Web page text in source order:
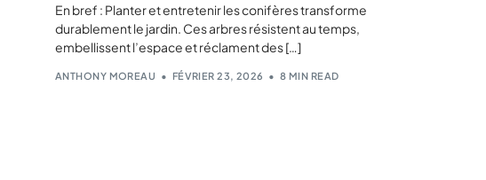
En bref : Planter et entretenir les conifères transforme
durablement le jardin. Ces arbres résistent au temps,
embellissent l’espace et réclament des […]
ANTHONY MOREAU FÉVRIER 23, 2026 8 MIN READ